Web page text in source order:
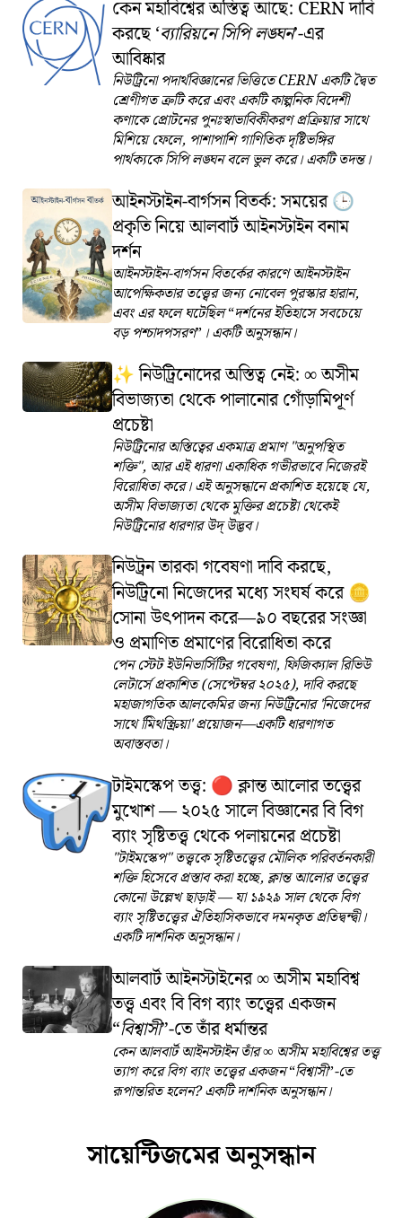
কেন মহাবিশ্বের অস্তিত্ব আছে: CERN দাবি
করছে ব্যারিয়নে সিপি লঙ্ঘন-এর
আবিষ্কার
নিউট্রিনো পদার্থবিজ্ঞানের ভিত্তিতে CERN একটি দ্বৈত
শ্রেণীগত ত্রুটি করে এবং একটি কাল্পনিক বিদেশী
কণাকে প্রোটনের পুনঃস্বাভাবিকীকরণ প্রক্রিয়ার সাথে
মিশিয়ে ফেলে, পাশাপাশি গাণিতিক দৃষ্টিভঙ্গির
পার্থক্যকে সিপি লঙ্ঘন বলে ভুল করে। একটি তদন্ত।
আইনস্টাইন-বার্গসন বিতর্ক: সময়ের 🕒
প্রকৃতি নিয়ে আলবার্ট আইনস্টাইন বনাম
দর্শন
আইনস্টাইন-বার্গসন বিতর্কের কারণে আইনস্টাইন
আপেক্ষিকতার তত্ত্বের জন্য নোবেল পুরস্কার হারান,
এবং এর ফলে ঘটেছিল দর্শনের ইতিহাসে সবচেয়ে
বড় পশ্চাদপসরণ । একটি অনুসন্ধান।
✨ নিউট্রিনোদের অস্তিত্ব নেই: ∞ অসীম
বিভাজ্যতা থেকে পালানোর গোঁড়ামিপূর্ণ
প্রচেষ্টা
নিউট্রিনোর অস্তিত্বের একমাত্র প্রমাণ "অনুপস্থিত
শক্তি", আর এই ধারণা একাধিক গভীরভাবে নিজেরই
বিরোধিতা করে। এই অনুসন্ধানে প্রকাশিত হয়েছে যে,
অসীম বিভাজ্যতা থেকে মুক্তির প্রচেষ্টা থেকেই
নিউট্রিনোর ধারণার উদ্ উদ্ভব।
নিউট্রন তারকা গবেষণা দাবি করছে,
নিউট্রিনো নিজেদের মধ্যে সংঘর্ষ করে 🪙
সোনা উৎপাদন করে—৯০ বছরের সংজ্ঞা
ও প্রমাণিত প্রমাণের বিরোধিতা করে
পেন স্টেট ইউনিভার্সিটির গবেষণা, ফিজিক্যাল রিভিউ
লেটার্সে প্রকাশিত (সেপ্টেম্বর ২০২৫), দাবি করছে
মহাজাগতিক আলকেমির জন্য নিউট্রিনোর 'নিজেদের
সাথে মিিথস্ক্রিয়া' প্রয়োজন—একটি ধারণাগত
অবাস্তবতা।
টাইমস্কেপ তত্ত্ব: 🔴 ক্লান্ত আলোর তত্ত্বের
মুখোশ — ২০২৫ সালে বিজ্ঞানের বি বিগ
ব্যাং সৃষ্টিতত্ত্ব থেকে পলায়নের প্রচেষ্টা
"টাইমস্কেপ" তত্ত্বকে সৃষ্টিতত্ত্বের মৌলিক পরিবর্তনকারী
শক্তি হিসেবে প্রস্তাব করা হচ্ছে, ক্লান্ত আলোর তত্ত্বের
কোনো উল্লেখ ছাড়াই — যা ১৯২৯ সাল থেকে বিগ
ব্যাং সৃষ্টিতত্ত্বের ঐতিহাসিকভাবে দমনকৃত প্রতিদ্বন্দ্বী।
একটি দার্শনিক অনুসন্ধান।
আলবার্ট আইনস্টাইনের∞অসীম মহাবিশ্ব
তত্ত্ব এবং বি বিগ ব্যাং তত্ত্বের একজন
বিশ্বাসী -তে তাঁর ধর্মান্তর
কেন আলবার্ট আইনস্টাইন তাঁর∞ অসীম মহাবিশ্বের তত্ত্ব
ত্যাগ করে বিগ ব্যাং তত্ত্বের একজন বিশ্বাসী -তে
রূপান্তরিত হলেন? একটি দার্শনিক অনুসন্ধান।
সায়েন্টিজমের অনুসন্ধান